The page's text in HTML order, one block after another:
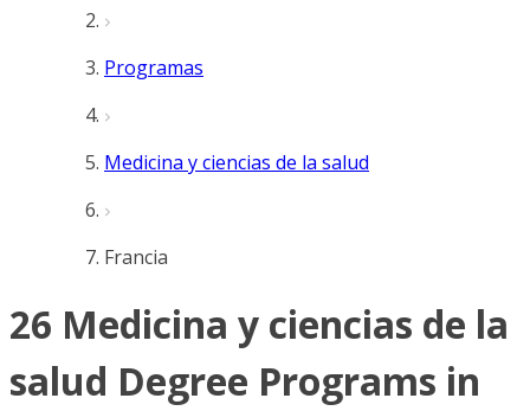
Programas
Medicina y ciencias de la salud
Francia
26 Medicina y ciencias de la
salud Degree Programs in